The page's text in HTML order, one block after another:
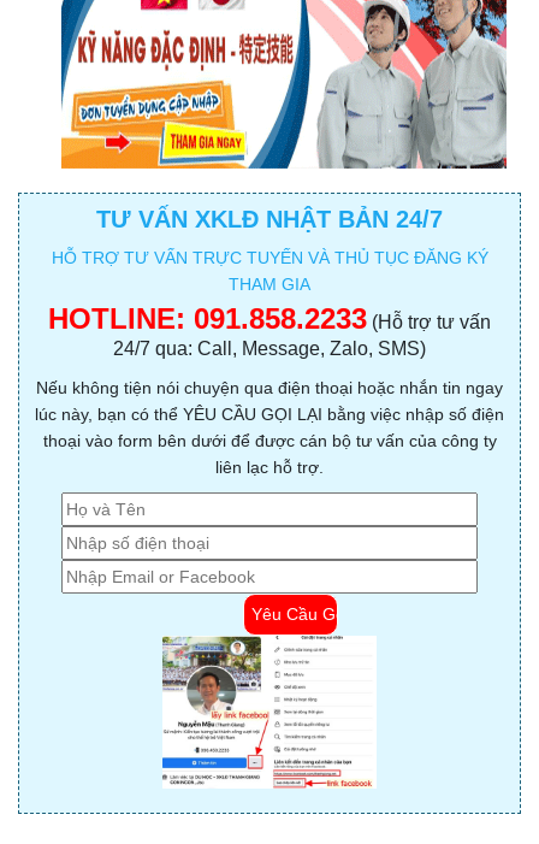
TƯ VẤN XKLĐ NHẬT BẢN 24/7
HỖ TRỢ TƯ VẤN TRỰC TUYẾN VÀ THỦ TỤC ĐĂNG KÝ
THAM GIA
HOTLINE: 091.858.2233 (Hỗ trợ tư vấn
24/7 qua: Call, Message, Zalo, SMS)
Nếu không tiện nói chuyện qua điện thoại hoặc nhắn tin ngay
lúc này, bạn có thể YÊU CẦU GỌI LẠI bằng việc nhập số điện
thoại vào form bên dưới để được cán bộ tư vấn của công ty
liên lạc hỗ trợ.